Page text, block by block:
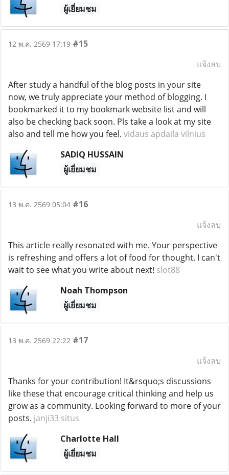
ผู้เยี่ยมชม
12 พ.ค. 2569 17:19 #15
แจ้งลบ
After study a handful of the blog posts in your site
now, we truly appreciate your method of blogging. I
bookmarked it to my bookmark website list and will
also be checking back soon. Pls take a look at my site
also and tell me how you feel. vidaus apdaila vilnius
SADIQ HUSSAIN
ผู้เยี่ยมชม
13 พ.ค. 2569 05:04 #16
แจ้งลบ
This article really resonated with me. Your perspective
is refreshing and offers a lot of food for thought. I can't
wait to see what you write about next! slot88
Noah Thompson
ผู้เยี่ยมชม
13 พ.ค. 2569 22:22 #17
แจ้งลบ
Thanks for your contribution! It&rsquo;s discussions
like these that encourage critical thinking and help us
grow as a community. Looking forward to more of your
posts. janji33 situs
Charlotte Hall
ผู้เยี่ยมชม